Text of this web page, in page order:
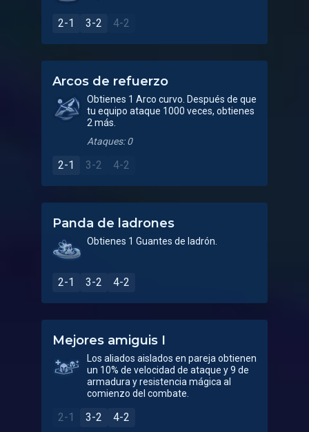
2-1 3-2 4-2
Arcos de refuerzo
Obtienes 1 Arco curvo. Después de que
tu equipo ataque 1000 veces, obtienes
2 más.
Ataques: 0
2-1 3-2 4-2
Panda de ladrones
Obtienes 1 Guantes de ladrón.
2-1 3-2 4-2
Mejores amiguis I
Los aliados aislados en pareja obtienen
un 10% de velocidad de ataque y 9 de
armadura y resistencia mágica al
comienzo del combate.
2-1 3-2 4-2